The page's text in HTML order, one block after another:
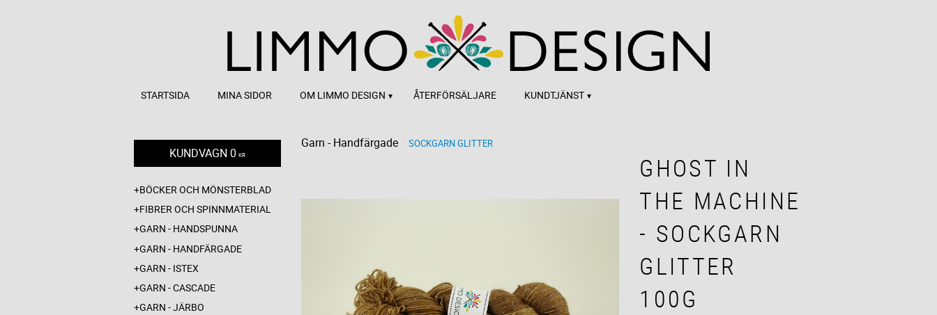
STARTSIDA MINA SIDOR OM LIMMO DESIGN ÅTERFÖRSÄLJARE KUNDTJÄNST
Garn - Handfärgade SOCKGARN GLITTER
GHOST IN
THE MACHINE
- SOCKGARN
GLITTER
100G
KUNDVAGN 0 KR
BÖCKER OCH MÖNSTERBLAD
FIBRER OCH SPINNMATERIAL
GARN - HANDSPUNNA
GARN - HANDFÄRGADE
GARN - ISTEX
GARN - CASCADE
GARN - JÄRBO